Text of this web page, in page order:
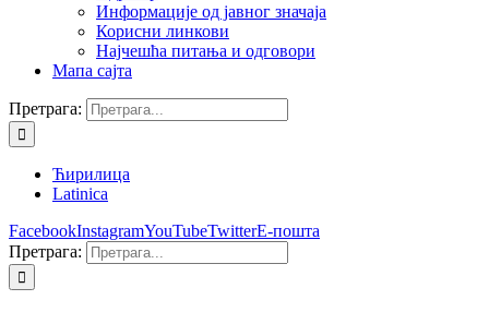
Информације од јавног значаја
Корисни линкови
Најчешћа питања и одговори
Мапа сајта
Претрага:
Ћирилица
Latinica
FacebookInstagramYouTubeTwitterЕ-пошта
Претрага: